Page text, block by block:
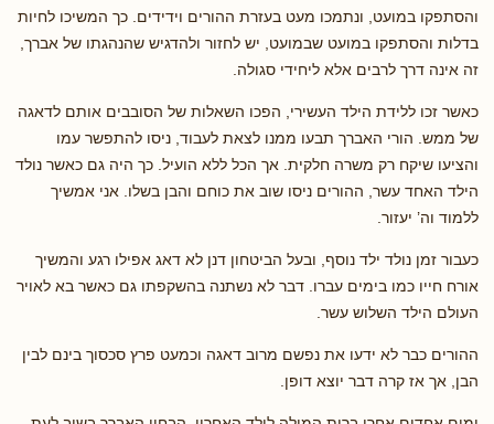
והסתפקו במועט, ונתמכו מעט בעזרת ההורים וידידים. כך המשיכו לחיות
בדלות והסתפקו במועט שבמועט, יש לחזור ולהדגיש שהנהגתו של אברך,
זה אינה דרך לרבים אלא ליחידי סגולה.
כאשר זכו ללידת הילד העשירי, הפכו השאלות של הסובבים אותם לדאגה
של ממש. הורי האברך תבעו ממנו לצאת לעבוד, ניסו להתפשר עמו
והציעו שיקח רק משרה חלקית. אך הכל ללא הועיל. כך היה גם כאשר נולד
הילד האחד עשר, ההורים ניסו שוב את כוחם והבן בשלו. אני אמשיך
ללמוד וה’ יעזור.
כעבור זמן נולד ילד נוסף, ובעל הביטחון דנן לא דאג אפילו רגע והמשיך
אורח חייו כמו בימים עברו. דבר לא נשתנה בהשקפתו גם כאשר בא לאויר
העולם הילד השלוש עשר.
ההורים כבר לא ידעו את נפשם מרוב דאגה וכמעט פרץ סכסוך בינם לבין
הבן, אך אז קרה דבר יוצא דופן.